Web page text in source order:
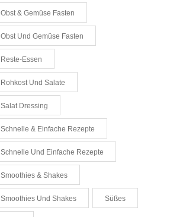
Obst & Gemüse Fasten
Obst Und Gemüse Fasten
Reste-Essen
Rohkost Und Salate
Salat Dressing
Schnelle & Einfache Rezepte
Schnelle Und Einfache Rezepte
Smoothies & Shakes
Smoothies Und Shakes Süßes